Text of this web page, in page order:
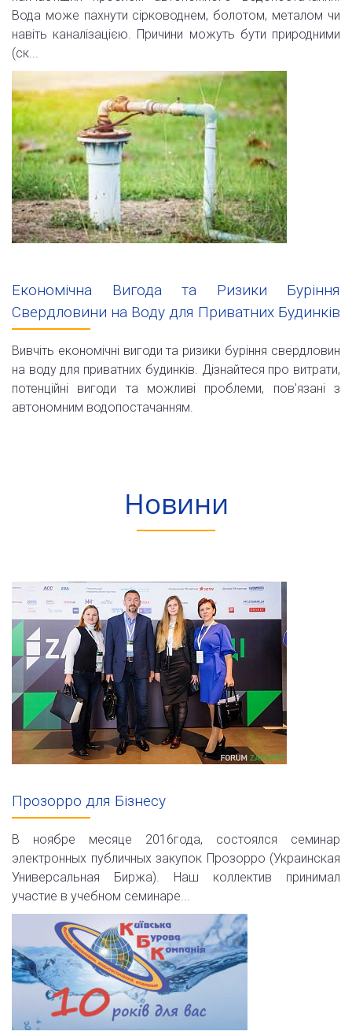
Вода може пахнути сірководнем, болотом, металом чи
навіть каналізацією. Причини можуть бути природними
(ск...
Економічна Вигода та Ризики Буріння
Свердловини на Воду для Приватних Будинків
Вивчіть економічні вигоди та ризики буріння свердловин
на воду для приватних будинків. Дізнайтеся про витрати,
потенційні вигоди та можливі проблеми, пов'язані з
автономним водопостачанням.
Новини
Прозорро для Бізнесу
В ноябре месяце 2016года, состоялся семинар
электронных публичных закупок Прозорро (Украинская
Универсальная Биржа). Наш коллектив принимал
участие в учебном семинаре...